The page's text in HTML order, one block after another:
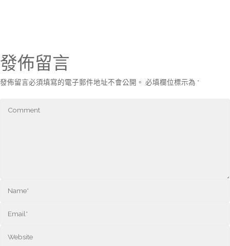
發佈留言
發佈留言必須填寫的電子郵件地址不會公開。 必填欄位標示為 *